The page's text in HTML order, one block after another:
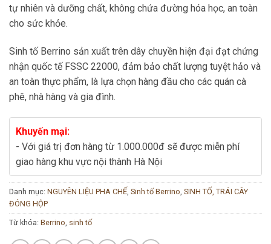
tự nhiên và dưỡng chất, không chứa đường hóa học, an toàn
cho sức khỏe.
Sinh tố Berrino sản xuất trên dây chuyền hiện đại đạt chứng
nhận quốc tế FSSC 22000, đảm bảo chất lượng tuyệt hảo và
an toàn thực phẩm, là lựa chọn hàng đầu cho các quán cà
phê, nhà hàng và gia đình.
Khuyến mại:
- Với giá trị đơn hàng từ 1.000.000đ sẽ được miễn phí
giao hàng khu vực nội thành Hà Nội
Danh mục: NGUYÊN LIỆU PHA CHẾ Sinh tố Berrino SINH TỐ, TRÁI CÂY
ĐÓNG HỘP
Từ khóa: Berrino sinh tố